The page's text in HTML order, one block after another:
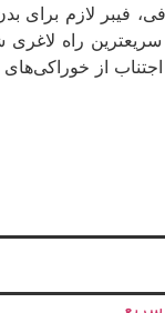
فیبر لازم برای
سریعترین راه
از